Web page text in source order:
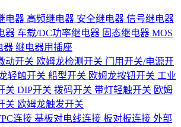
电器 高频继电器 安全继电器 信号继电器
器 车载/DC功率继电器 固态继电器 MOS
器 继电器用插座
动开关 欧姆龙检测开关 门用开关/电源开
轻触开关 船型开关 欧姆龙按钮开关 工业
关 DIP开关 拨码开关 带灯轻触开关 欧姆
关 欧姆龙触发开关
连接 基板对电线连接 板对板连接 外部